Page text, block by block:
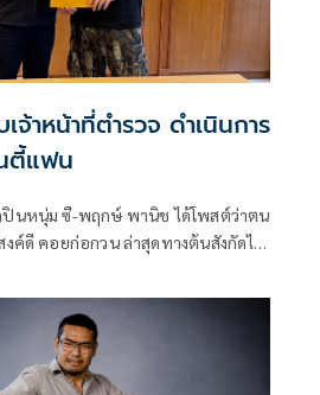
าหน้าที่ตำรวจ ดำเนินการ
ตี้แฟน
นหนุ่ม ซี-พฤกษ์ พานิช ได้โพสต์ว่าตน
ค์ดี คอยก่อกวน ล่าสุดทางต้นสังกัดได้
ชญากรรมทางเทคโนโลยี 1
ข์และดำเนินการทางกฎหมายกับผู้ที่
ดีโอ ผ่านสื่อสังคมออนไลน์ ซึ่งอาจเข้า